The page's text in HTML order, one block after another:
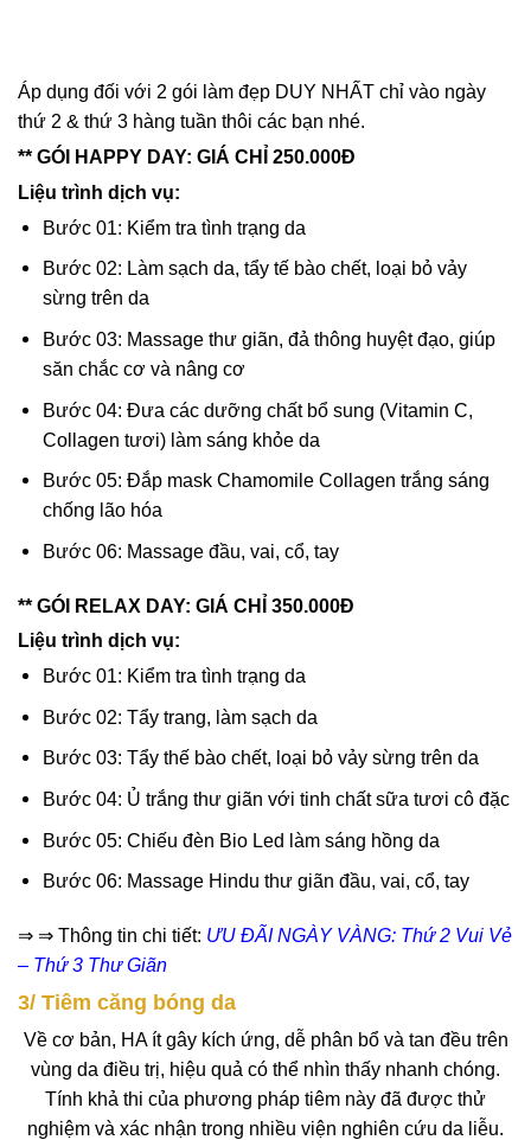
Áp dụng đối với 2 gói làm đẹp DUY NHẤT chỉ vào ngày
thứ 2 & thứ 3 hàng tuần thôi các bạn nhé.
** GÓI HAPPY DAY: GIÁ CHỈ 250.000Đ
Liệu trình dịch vụ:
Bước 01: Kiểm tra tình trạng da
Bước 02: Làm sạch da, tẩy tế bào chết, loại bỏ vảy
sừng trên da
Bước 03: Massage thư giãn, đả thông huyệt đạo, giúp
săn chắc cơ và nâng cơ
Bước 04: Đưa các dưỡng chất bổ sung (Vitamin C,
Collagen tươi) làm sáng khỏe da
Bước 05: Đắp mask Chamomile Collagen trắng sáng
chống lão hóa
Bước 06: Massage đầu, vai, cổ, tay
** GÓI RELAX DAY: GIÁ CHỈ 350.000Đ
Liệu trình dịch vụ:
Bước 01: Kiểm tra tình trạng da
Bước 02: Tẩy trang, làm sạch da
Bước 03: Tẩy thế bào chết, loại bỏ vảy sừng trên da
Bước 04: Ủ trắng thư giãn với tinh chất sữa tươi cô đặc
Bước 05: Chiếu đèn Bio Led làm sáng hồng da
Bước 06: Massage Hindu thư giãn đầu, vai, cổ, tay
⇒ ⇒ Thông tin chi tiết: ƯU ĐÃI NGÀY VÀNG: Thứ 2 Vui Vẻ
– Thứ 3 Thư Giãn
3/ Tiêm căng bóng da
Về cơ bản, HA ít gây kích ứng, dễ phân bổ và tan đều trên
vùng da điều trị, hiệu quả có thể nhìn thấy nhanh chóng.
Tính khả thi của phương pháp tiêm này đã được thử
nghiệm và xác nhận trong nhiều viện nghiên cứu da liễu.